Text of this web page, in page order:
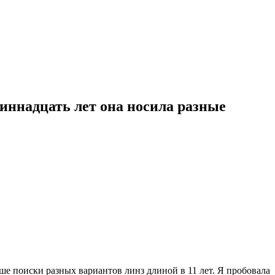
лет она носила разные
поиски разных вариантов линз длиной в 11 лет. Я пробовала